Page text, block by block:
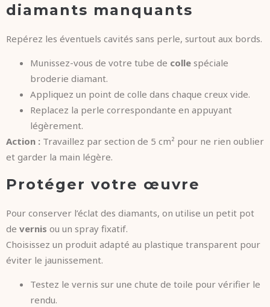
diamants manquants
Repérez les éventuels cavités sans perle, surtout aux bords.
Munissez-vous de votre tube de colle spéciale
broderie diamant.
Appliquez un point de colle dans chaque creux vide.
Replacez la perle correspondante en appuyant
légèrement.
Action : Travaillez par section de 5 cm² pour ne rien oublier
et garder la main légère.
Protéger votre œuvre
Pour conserver l’éclat des diamants, on utilise un petit pot
de vernis ou un spray fixatif.
Choisissez un produit adapté au plastique transparent pour
éviter le jaunissement.
Testez le vernis sur une chute de toile pour vérifier le
rendu.